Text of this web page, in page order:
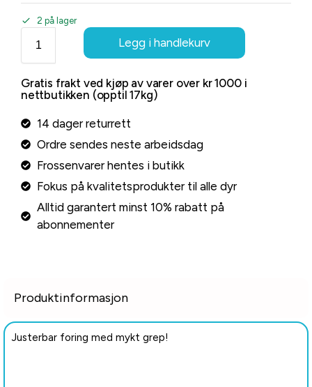
2 på lager
Legg i handlekurv
Gratis frakt ved kjøp av varer over kr 1000 i
nettbutikken (opptil 17kg)
14 dager returrett
Ordre sendes neste arbeidsdag
Frossenvarer hentes i butikk
Fokus på kvalitetsprodukter til alle dyr
Alltid garantert minst 10% rabatt på
abonnementer
Produktinformasjon
Justerbar foring med mykt grep!